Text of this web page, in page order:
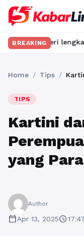
BREAKING
lengkap hanya di
Home / Tips /
TIPS
Kartini
yang
Author
calendar_todayApr 13, 2025schedule17:47